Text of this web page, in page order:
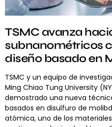
TSMC avanza
subnanométricos
diseño basado en
TSMC y un equipo de
Ming Chiao Tung University
demostrado una nueva
basados en disulfuro de
atómica, uno de los